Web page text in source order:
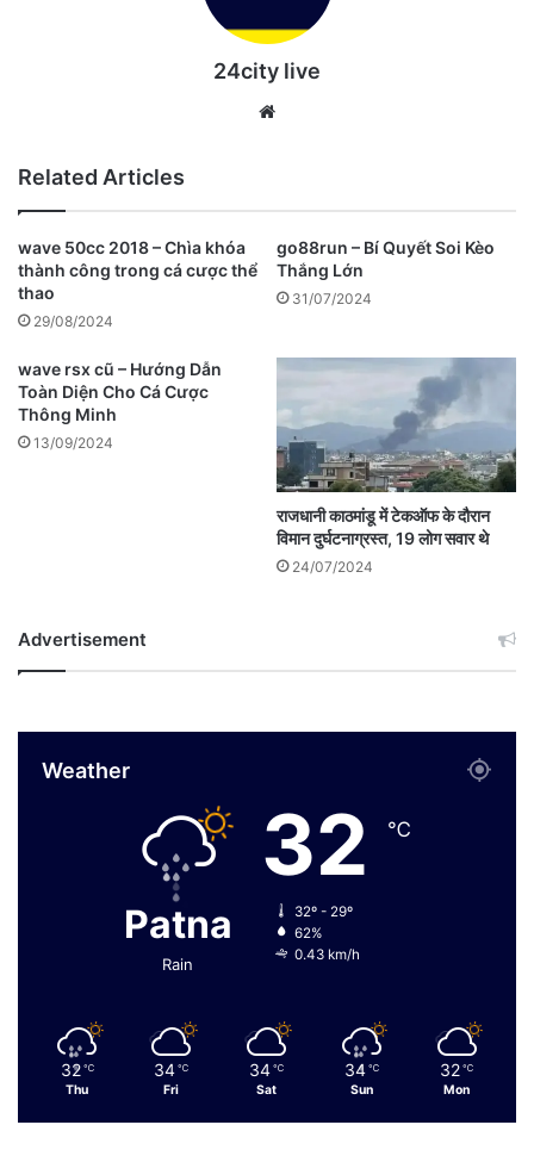
24city live
Related Articles
wave 50cc 2018 – Chìa khóa
thành công trong cá cược thể
thao
29/08/2024
go88run – Bí Quyết Soi Kèo
Thắng Lớn
31/07/2024
wave rsx cũ – Hướng Dẫn
Toàn Diện Cho Cá Cược
Thông Minh
13/09/2024
राजधानी काठमांडू में टेकऑफ के दौरान
विमान दुर्घटनाग्रस्त, 19 लोग सवार थे
24/07/2024
Advertisement
Weather
Patna
Rain
32 ℃
32º - 29º
62%
0.43 km/h
32 ℃
Thu
34 ℃
Fri
34 ℃
Sat
34 ℃
Sun
32 ℃
Mon